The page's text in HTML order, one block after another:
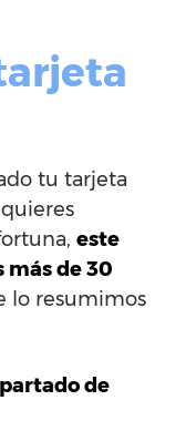
tu tarjeta
este
de 30
lo resumimos
de